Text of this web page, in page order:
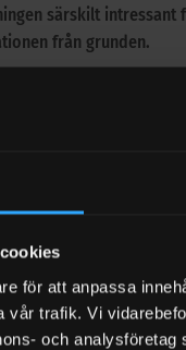
för att anpassa
vår trafik. Vi
och
särskilt
från grunden.
ansluta upp till fyra
som passar där
via
anslutas via LAN,
i valet av
webbappen är
data ska skickas, från